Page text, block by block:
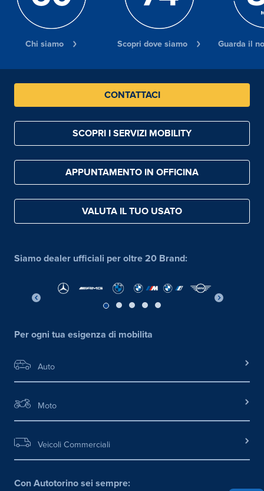
Chi siamo Scopri dove siamo Guarda il
CONTATTACI
SCOPRI I SERVIZI MOBILITY
APPUNTAMENTO IN OFFICINA
VALUTA IL TUO USATO
Siamo dealer ufficiali per oltre 20 Brand:
Per ogni tua esigenza di mobilita
Auto
Moto
Veicoli Commerciali
Con Autotorino sei sempre: